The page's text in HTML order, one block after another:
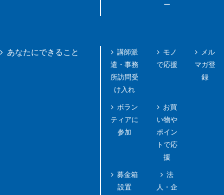
ー
あなたにできること
講師派
遣・事務
所訪問受
け入れ
ボラン
ティアに
参加
募金箱
設置
モノ
で応援
お買
い物や
ポイン
トで応
援
法
人・企
メル
マガ登
録